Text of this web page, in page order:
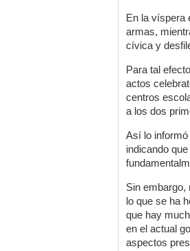
En la víspera
armas,
cívica y
Para tal
actos
centros
a los dos
Así lo
indicando
Sin embargo,
lo que se ha
que hay
en el actual
aspectos